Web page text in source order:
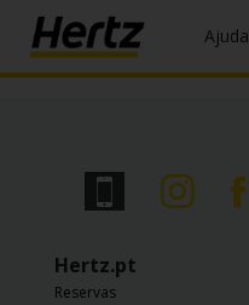
Ajuda
Estações
Campanhas
Hertz.pt
Reservas